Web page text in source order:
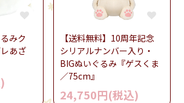
みク
あざ
【送料無料】10周年記念
シリアルナンバー入り・
BIGぬいぐるみ『ゲスくま
／75cm』
24,750円(税込)